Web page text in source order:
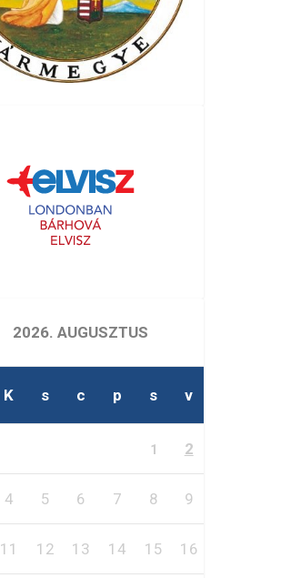
2026. AUGUSZTUS
K s c p s v
1 2
4 5 6 7 8 9
11 12 13 14 15 16